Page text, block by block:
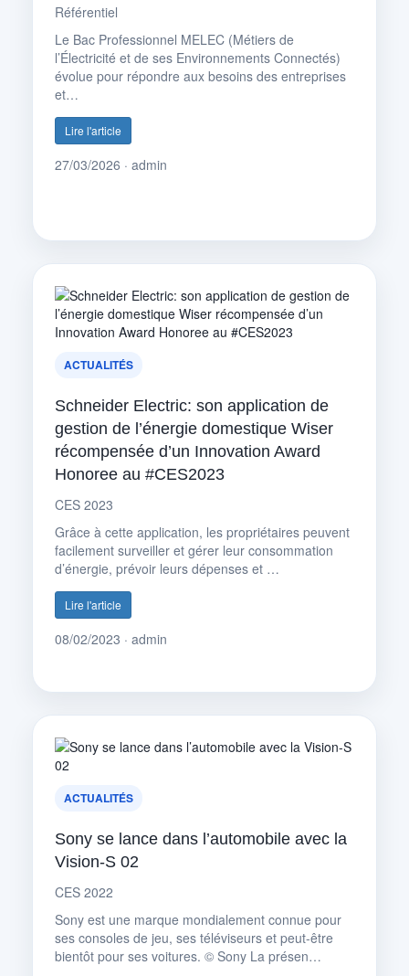
Référentiel
Le Bac Professionnel MELEC (Métiers de
l’Électricité et de ses Environnements Connectés)
évolue pour répondre aux besoins des entreprises
et…
Lire l'article
27/03/2026 · admin
ACTUALITÉS
Schneider Electric: son application de
gestion de l’énergie domestique Wiser
récompensée d’un Innovation Award
Honoree au #CES2023
CES 2023
Grâce à cette application, les propriétaires peuvent
facilement surveiller et gérer leur consommation
d’énergie, prévoir leurs dépenses et …
Lire l'article
08/02/2023 · admin
ACTUALITÉS
Sony se lance dans l’automobile avec la
Vision-S 02
CES 2022
Sony est une marque mondialement connue pour
ses consoles de jeu, ses téléviseurs et peut-être
bientôt pour ses voitures. © Sony La présen…